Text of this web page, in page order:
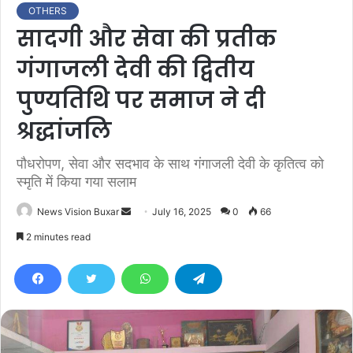
OTHERS
सादगी और सेवा की प्रतीक
गंगाजली देवी की द्वितीय
पुण्यतिथि पर समाज ने दी
श्रद्धांजलि
पौधरोपण, सेवा और सदभाव के साथ गंगाजली देवी के कृतित्व को
स्मृति में किया गया सलाम
News Vision Buxar
d
e
m
July 16, 2025 0 66
2 minutes read